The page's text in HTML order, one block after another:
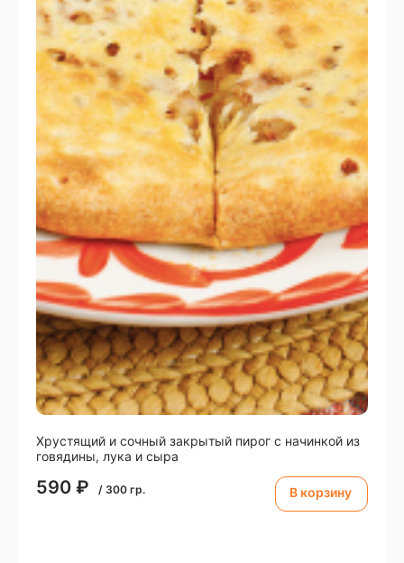
Xрустящий и сочный закрытый пирог с начинкой из
говядины, лука и сыра
590 ₽ / 300 гр. В корзину